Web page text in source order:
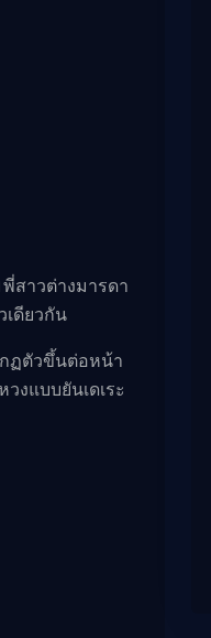
พี่สาวต่างมารดา
เดียวกัน
ฏตัวขึ้นต่อหน้า
งแบบยันเดเระ